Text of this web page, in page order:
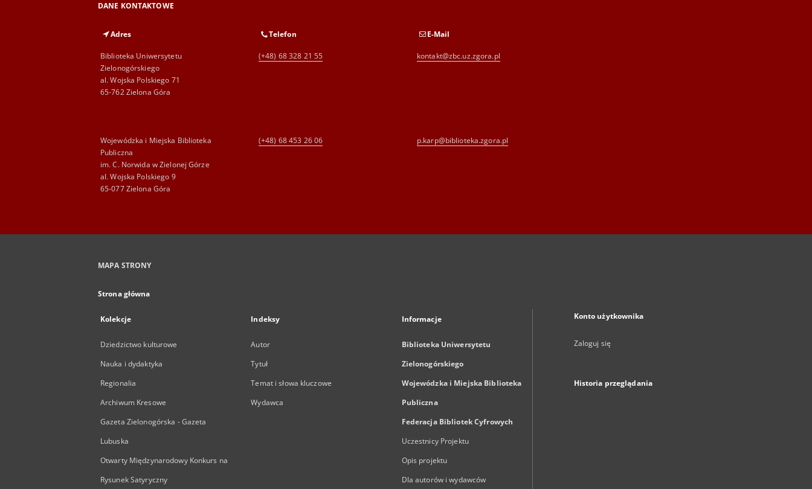
DANE KONTAKTOWE
Adres
Biblioteka Uniwersytetu
Zielonogórskiego
al. Wojska Polskiego 71
65-762 Zielona Góra
Telefon
(+48) 68 328 21 55
E-Mail
kontakt@zbc.uz.zgora.pl
Wojewódzka i Miejska Biblioteka
Publiczna
im. C. Norwida w Zielonej Górze
al. Wojska Polskiego 9
65-077 Zielona Góra
(+48) 68 453 26 06 p.karp@biblioteka.zgora.pl
MAPA STRONY
Strona główna
Kolekcje
Dziedzictwo kulturowe
Nauka i dydaktyka
Regionalia
Archiwum Kresowe
Gazeta Zielonogórska - Gazeta
Lubuska
Otwarty Międzynarodowy Konkurs na
Rysunek Satyryczny
Indeksy
Autor
Tytuł
Temat i słowa kluczowe
Wydawca
Informacje
Biblioteka Uniwersytetu
Zielonogórskiego
Wojewódzka i Miejska Biblioteka
Publiczna
Federacja Bibliotek Cyfrowych
Uczestnicy Projektu
Opis projektu
Dla autorów i wydawców
Konto użytkownika
Zaloguj się
Historia przeglądania